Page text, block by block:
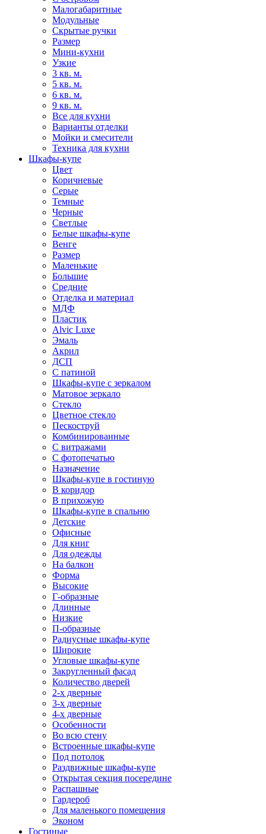
Малогабаритные
Модульные
Скрытые ручки
Размер
Мини-кухни
Узкие
3 кв. м.
5 кв. м.
6 кв. м.
9 кв. м.
Все для кухни
Варианты отделки
Мойки и смесители
Техника для кухни
Шкафы-купе
Цвет
Коричневые
Серые
Темные
Черные
Светлые
Белые шкафы-купе
Венге
Размер
Маленькие
Большие
Средние
Отделка и материал
МДФ
Пластик
Alvic Luxe
Эмаль
Акрил
ДСП
С патиной
Шкафы-купе с зеркалом
Матовое зеркало
Стекло
Цветное стекло
Пескоструй
Комбинированные
С витражами
С фотопечатью
Назначение
Шкафы-купе в гостиную
В коридор
В прихожую
Шкафы-купе в спальню
Детские
Офисные
Для книг
Для одежды
На балкон
Форма
Высокие
Г-образные
Длинные
Низкие
П-образные
Радиусные шкафы-купе
Широкие
Угловые шкафы-купе
Закругленный фасад
Количество дверей
2-х дверные
3-х дверные
4-х дверные
Особенности
Во всю стену
Встроенные шкафы-купе
Под потолок
Раздвижные шкафы-купе
Открытая секция посередине
Распашные
Гардероб
Для маленького помещения
Эконом
Гостиные